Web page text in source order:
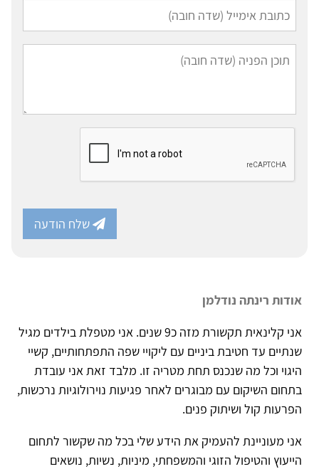
שלח הודעה
אודות רינתה נודלמן
אני קלינאית תקשורת מזה כ9 שנים. אני מטפלת בילדים מגיל
שנתיים עד חטיבת ביניים עם ליקויי שפה התפתחותיים, קשיי
היגוי וכל מה שנכנס תחת מטריה זו. מלבד זאת אני עובדת
בתחום השיקום עם מבוגרים לאחר פגיעות נוירולוגיות נרכשות,
הפרעות קול ושיתוק פנים.
אני מעוניינת להעמיק את הידע שלי בכל מה שקשור לתחום
הייעוץ והטיפול הזוגי והמשפחתי, מיניות, נשיות, נושאים